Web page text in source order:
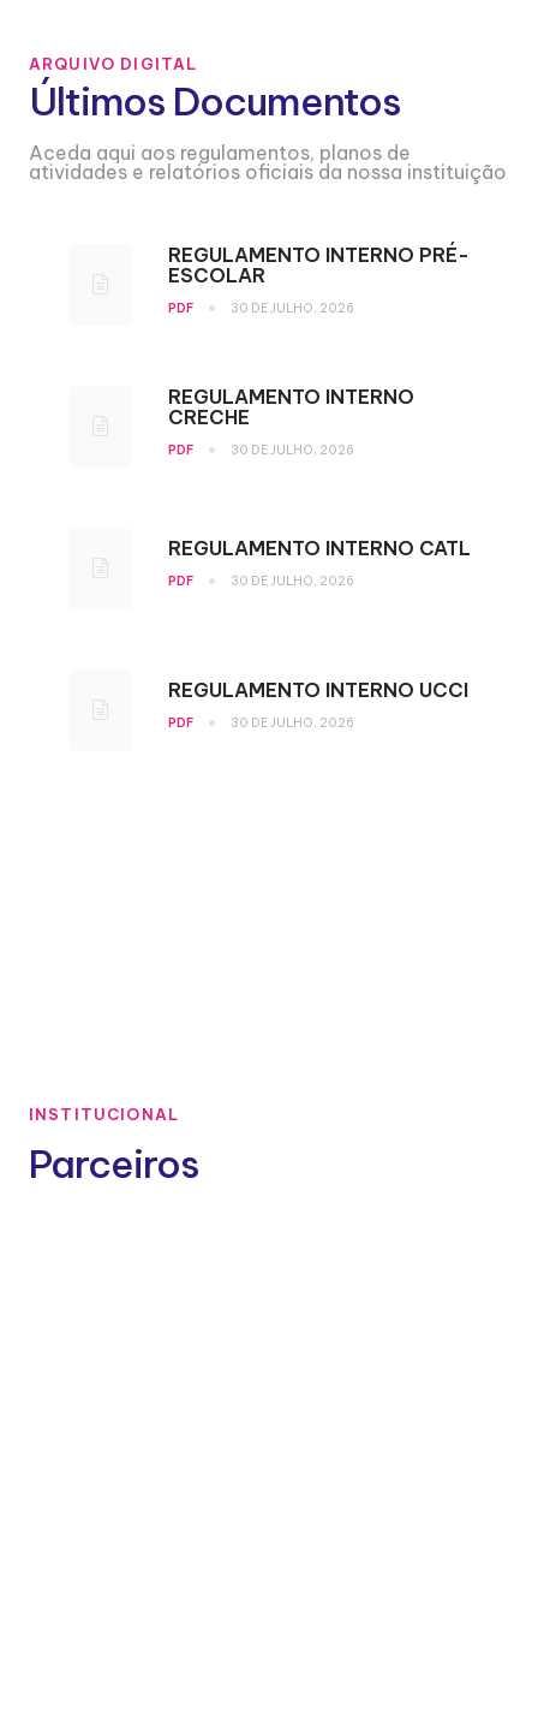
ARQUIVO DIGITAL
Últimos Documentos
Aceda aqui aos regulamentos, planos de
atividades e relatórios oficiais da nossa instituição
REGULAMENTO INTERNO PRÉ-
ESCOLAR
PDF • 30 DE JULHO, 2026
REGULAMENTO INTERNO
CRECHE
PDF • 30 DE JULHO, 2026
REGULAMENTO INTERNO CATL
PDF • 30 DE JULHO, 2026
REGULAMENTO INTERNO UCCI
PDF • 30 DE JULHO, 2026
INSTITUCIONAL
Parceiros